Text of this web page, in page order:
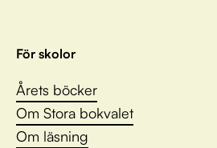
För skolor
Årets böcker
Om Stora bokvalet
Om läsning